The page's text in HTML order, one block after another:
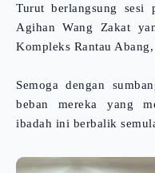
Turut berlangsung sesi
Agihan Wang Zakat
Kompleks Rantau
Semoga dengan
beban mereka yang
ibadah ini berbalik